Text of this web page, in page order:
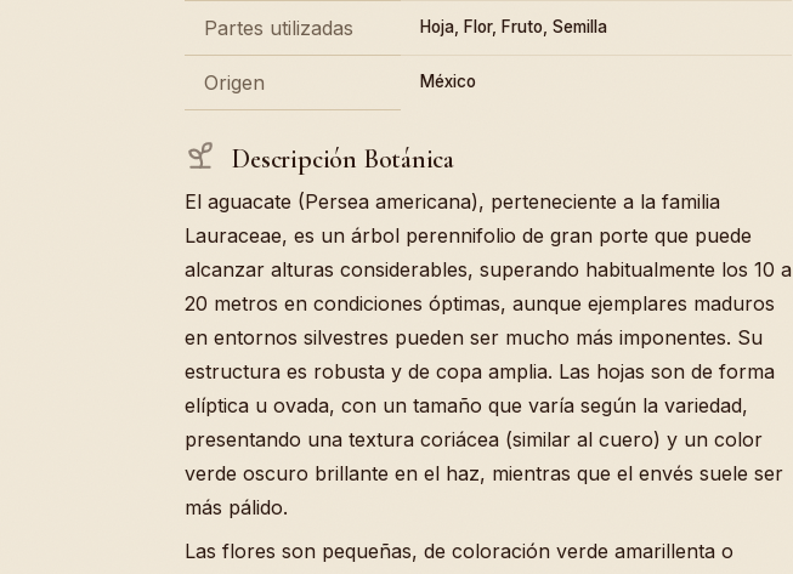
Partes utilizadas Hoja, Flor, Fruto, Semilla
Origen México
Descripción Botánica
El aguacate (Persea americana), perteneciente a la familia
Lauraceae, es un árbol perennifolio de gran porte que puede
alcanzar alturas considerables, superando habitualmente los 10 a
20 metros en condiciones óptimas, aunque ejemplares maduros
en entornos silvestres pueden ser mucho más imponentes. Su
estructura es robusta y de copa amplia. Las hojas son de forma
elíptica u ovada, con un tamaño que varía según la variedad,
presentando una textura coriácea (similar al cuero) y un color
verde oscuro brillante en el haz, mientras que el envés suele ser
más pálido.
Las flores son pequeñas, de coloración verde amarillenta o